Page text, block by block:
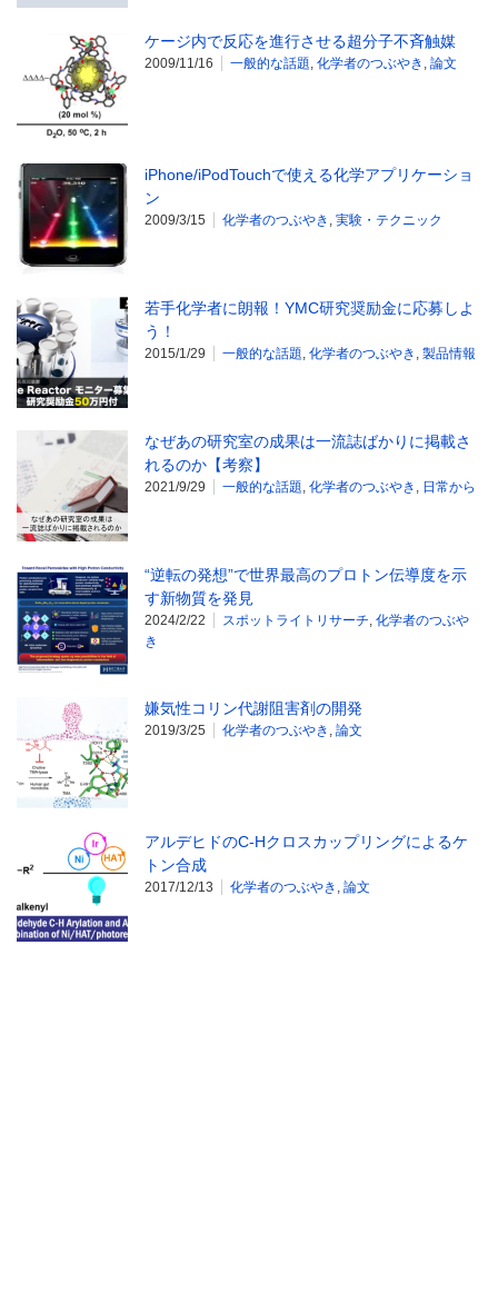
ケージ内で反応を進行させる超分子不斉触媒
2009/11/16 一般的な話題, 化学者のつぶやき , 論文
iPhone/iPodTouchで使える化学アプリケーショ
ン
2009/3/15 化学者のつぶやき , 実験・テクニック
若手化学者に朗報！YMC研究奨励金に応募しよ
う！
2015/1/29 一般的な話題, 化学者のつぶやき , 製品情報
なぜあの研究室の成果は一流誌ばかりに掲載さ
れるのか【考察】
2021/9/29 一般的な話題, 化学者のつぶやき , 日常から
“逆転の発想”で世界最高のプロトン伝導度を示
す新物質を発見
2024/2/22 スポットライトリサーチ, 化学者のつぶや
き
嫌気性コリン代謝阻害剤の開発
2019/3/25 化学者のつぶやき , 論文
アルデヒドのC-Hクロスカップリングによるケ
トン合成
2017/12/13 化学者のつぶやき , 論文